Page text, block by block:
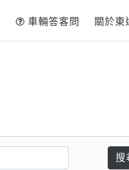
車輛答客問 關於東